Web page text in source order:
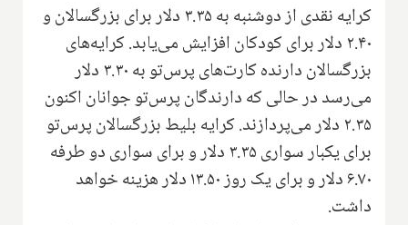
کرایه نقدی از دوشنبه به ۳.۳۵ دلار برای بزرگسالان و
۲.۴۰ دلار برای کودکان افزایش می‌یابد. کرایه‌های
بزرگسالان دارنده کارت‌های پرس‌تو به ۳.۳۰ دلار
می‌رسد در حالی که دارندگان پرس‌تو جوانان اکنون
۲.۳۵ دلار می‌پردازند. کرایه بلیط بزرگسالان پرس‌تو
برای یکبار سواری ۳.۳۵ دلار و برای سواری دو طرفه
۶.۷۰ دلار و برای یک روز ۱۳.۵۰ دلار هزینه خواهد
داشت.